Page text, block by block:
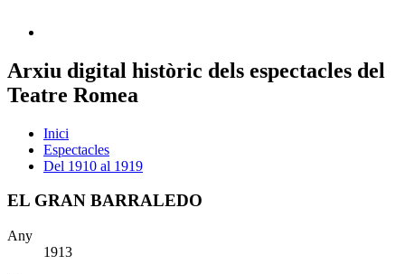
Arxiu digital històric dels espectacles del
Teatre Romea
Inici
Espectacles
Del 1910 al 1919
EL GRAN BARRALEDO
Any
1913